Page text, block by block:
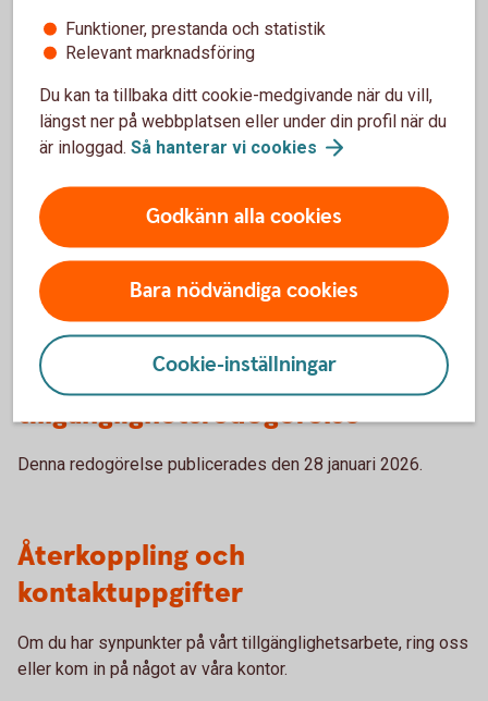
Tillgängligheten för Sölvesborg-Mjällby Sparbank digitala
lösningar förlitar sig på standardtekniker för mobila
särskilda kombinationer av webbläsare och eventuella
hjälpmedel eller plugins. Exempel på tekniker:
WAI-ARIA
JavaScript
Dessa tekniker används för att uppfylla de
tillgänglighetsstandarder som används.
Publicering av denna
tillgänglighetsredogörelse
Denna redogörelse publicerades den 28 januari 2026.
Återkoppling och
kontaktuppgifter
Om du har synpunkter på vårt tillgänglighetsarbete, ring oss
eller kom in på något av våra kontor.
Funktioner, prestanda och statistik
Relevant marknadsföring
Du kan ta tillbaka ditt cookie-medgivande när du vill,
längst ner på webbplatsen eller under din profil när du
är inloggad. Så hanterar vi cookies
Godkänn alla cookies
Bara nödvändiga cookies
Cookie-inställningar